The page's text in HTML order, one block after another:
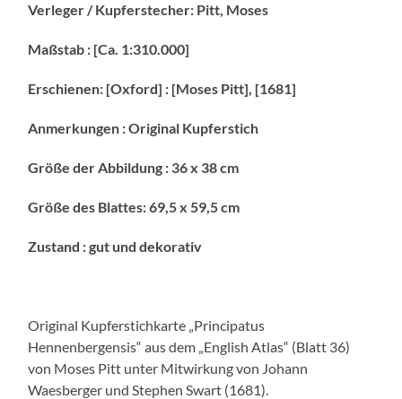
Verleger / Kupferstecher: Pitt, Moses
Maßstab : [Ca. 1:310.000]
Erschienen: [Oxford] : [Moses Pitt], [1681]
Anmerkungen : Original Kupferstich
Größe der Abbildung : 36 x 38 cm
Größe des Blattes: 69,5 x 59,5 cm
Zustand : gut und dekorativ
Original Kupferstichkarte „Principatus
Hennenbergensis“ aus dem „English Atlas“ (Blatt 36)
von Moses Pitt unter Mitwirkung von Johann
Waesberger und Stephen Swart (1681).